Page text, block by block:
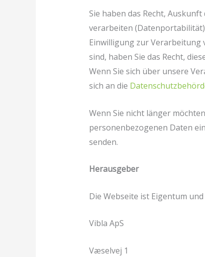
Sie haben das Recht,
verarbeiten
Einwilligung zur
sind, haben Sie das Recht,
Wenn Sie sich über unsere
sich an die
Wenn Sie nicht länger
personenbezogenen Daten
senden.
Herausgeber
Die Webseite ist Eigentum
Vibla ApS
Væselvej 1